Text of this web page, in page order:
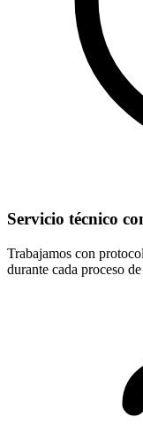
Servicio técnico
Trabajamos con
durante cada proceso